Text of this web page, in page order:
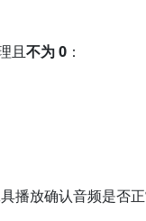
且不为 0 ：
放确认音频是否